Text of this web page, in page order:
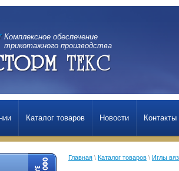
Комплексное обеспечение
трикотажного производства
Каталог товаров Новости Контакты
Главная \ Каталог товаров \ Иглы